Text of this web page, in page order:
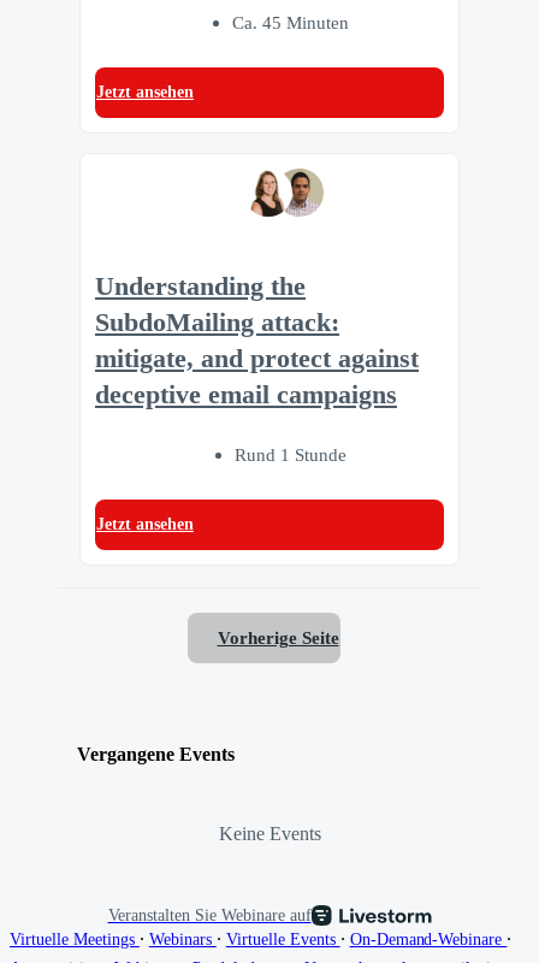
Ca. 45 Minuten
Jetzt ansehen
Understanding the
SubdoMailing attack:
mitigate, and protect against
deceptive email campaigns
Rund 1 Stunde
Jetzt ansehen
Vorherige Seite
Vergangene Events
Keine Events
Veranstalten Sie Webinare auf
Virtuelle Meetings ∙ Webinars ∙ Virtuelle Events ∙ On-Demand-Webinare ∙